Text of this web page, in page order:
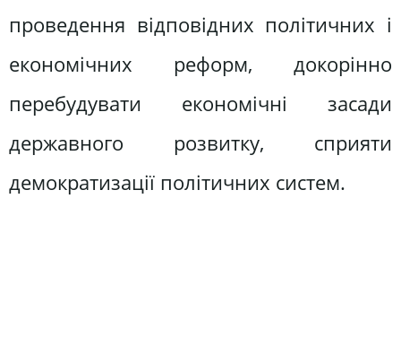
проведення відповідних політичних і
економічних реформ, докорінно
перебудувати економічні засади
державного розвитку, сприяти
демократизації політичних систем.